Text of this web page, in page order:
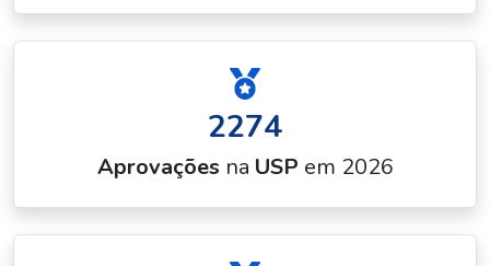
2274
Aprovações na USP em 2026